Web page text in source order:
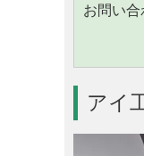
お問い
アイ